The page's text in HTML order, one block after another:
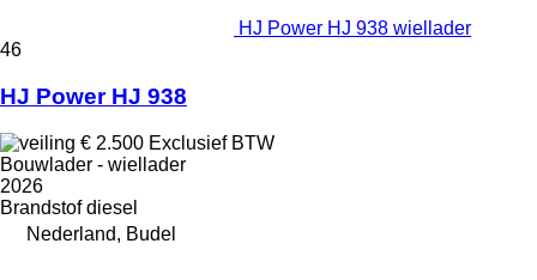
HJ Power HJ 938 wiellader
46
HJ Power HJ 938
€ 2.500 Exclusief BTW
Bouwlader - wiellader
2026
Brandstof diesel
Nederland, Budel